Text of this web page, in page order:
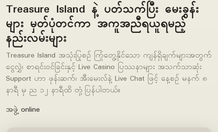
Treasure Island နဲ့ ပတ်သက်ပြီး မေးခွန်း
များ မှတ်ပုံတင်ကာ အကူအညီရယူရမည့်
နည်းလမ်းများ
Treasure Island အသုံးပြုစဉ် ကြုံတွေ့နိုင်သော ကျန်ရှိချက်များအတွက်
ငွေလွှဲ၊ စာရင်းဝင်ခြင်းနှင့် Live Casino ပြဿနာများ အသက်သာဆုံး
Support ဟာ ဖုန်းဆက်၊ အီးမေးလ်နဲ့ Live Chat ဖြင့် နေ့စဉ် မနက် ၈
နာရီ မှ ည ၁၂ နာရီထိ တုံ့ပြန်ပါတယ်။
အဖွဲ့ online